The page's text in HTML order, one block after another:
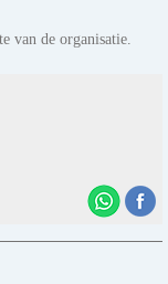
van de organisatie.